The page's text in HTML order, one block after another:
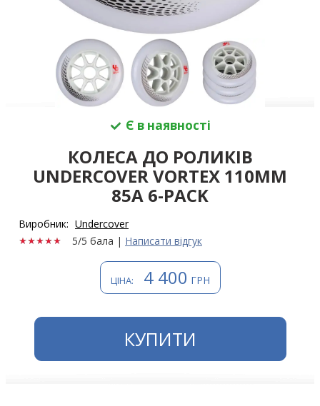
Є в наявності
КОЛЕСА ДО РОЛИКІВ
UNDERCOVER VORTEX 110MM
85A 6-PACK
Виробник: Undercover
5/5 бала | Написати відгук
ЦІНА: 4 400 ГРН
КУПИТИ